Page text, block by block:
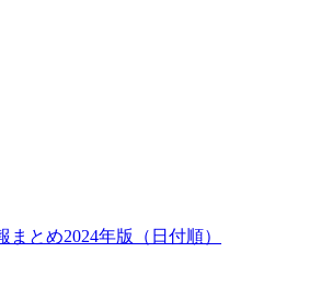
とめ2024年版（日付順）